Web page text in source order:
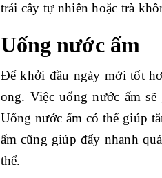
trái cây tự nhiên hoặc trà
Uống nước ấm
Để khởi đầu ngày mới tốt
ong. Việc uống nước ấm
Uống nước ấm có thể giúp
ấm cũng giúp đẩy nhanh
thể.